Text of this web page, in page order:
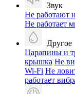
Звук
Не работают
Не работает
Другое
Царапины и
крышка Не
Wi-Fi Не
работает